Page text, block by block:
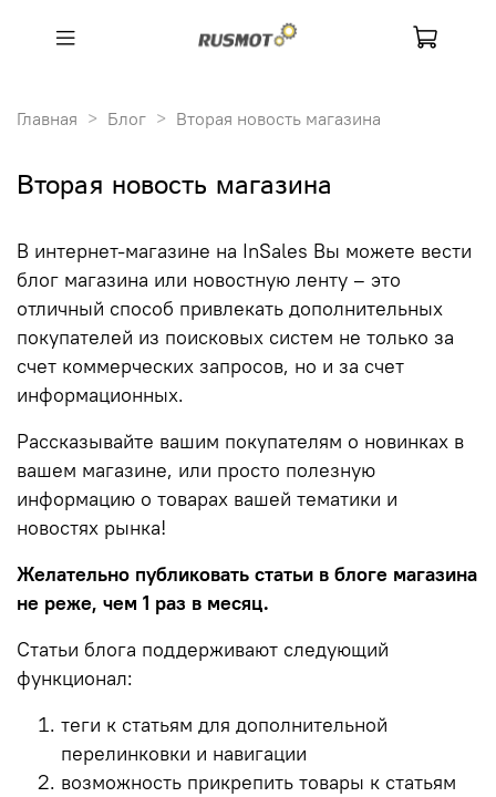
Главная Блог Вторая новость магазина
Вторая новость магазина
В интернет-магазине на InSales Вы можете вести
блог магазина или новостную ленту – это
отличный способ привлекать дополнительных
покупателей из поисковых систем не только за
счет коммерческих запросов, но и за счет
информационных.
Рассказывайте вашим покупателям о новинках в
вашем магазине, или просто полезную
информацию о товарах вашей тематики и
новостях рынка!
Желательно публиковать статьи в блоге магазина
не реже, чем 1 раз в месяц.
Статьи блога поддерживают следующий
функционал:
теги к статьям для дополнительной
перелинковки и навигации
возможность прикрепить товары к статьям